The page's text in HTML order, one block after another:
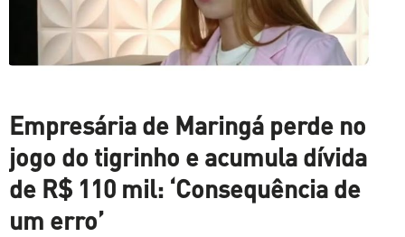
Empresária de Maringá perde no
jogo do tigrinho e acumula dívida
de R$ 110 mil: ‘Consequência de
um erro’